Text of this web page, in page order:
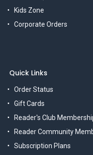
Kids Zone
Corporate Orders
Quick Links
Order Status
Gift Cards
Reader's Club
Reader Community
Subscription Plans